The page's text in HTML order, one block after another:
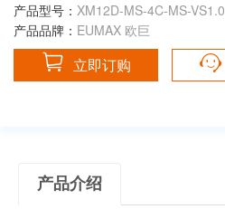
产品型号： XM12D-MS-4C-MS-VS1.0
产品品牌： EUMAX 欧巨
立即订购
产品介绍